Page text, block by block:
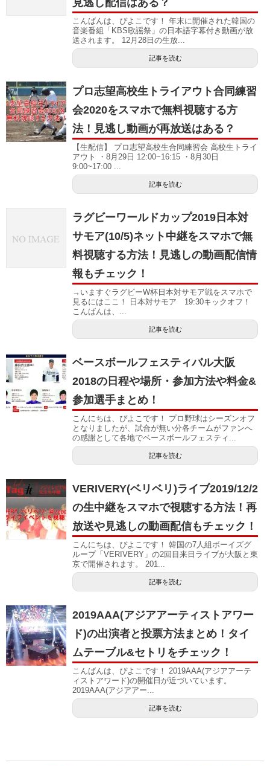
こんばんは、ぴよこです！ 年末に開催された韓国の
音楽番組「KBS歌謡祭」の日本語字幕付き動画が放
送されます。 12月28日の生放...
記事を読む
プロ志望高校生トライアウト合同練習
会2020をスマホで無料視聴する方
法！見逃し動画が再放送はある？
【生配信】 プロ志望高校生合同練習会 高校生トライ
アウト ・8月29日 12:00~16:15 ・8月30日
9:00~17:00 ...
記事を読む
ラグビーワールドカップ2019日本対
サモア(10/5)ネット中継をスマホで無
料視聴する方法！見逃しの動画配信情
報もチェック！
→いますぐラグビーW杯日本対サモア戦をスマホで
見るにはここ！ 日本対サモア 19:30キックオフ！
こんばんは、...
記事を読む
ベースボールフェスティバル大阪
2018の日程や場所・参加方法や料金&
参加選手まとめ！
こんにちは、ぴよこです！ プロ野球はシーズンオフ
となりましたが、試合が無い分各チームがファンへ
の感謝として各地でベースボールフェスティ...
記事を読む
VERIVERY(ベリベリ)ライブ2019/12/2
の生中継をスマホで視聴する方法！再
放送や見逃しの動画配信もチェック！
こんにちは、ぴよこです！ 韓国の7人組ボーイズグ
ループ「VERIVERY」の2回目来日ライブが大阪と東
京で開催されます。 201...
記事を読む
2019AAA(アジアアーティストアワー
ド)の出演者と投票方法まとめ！タイ
ムテーブル&セトリをチェック！
こんばんは、ぴよこです！ 2019AAA(アジアアーテ
ィストアワード)の開催日が近づいています。
2019AAA(アジアアー...
記事を読む